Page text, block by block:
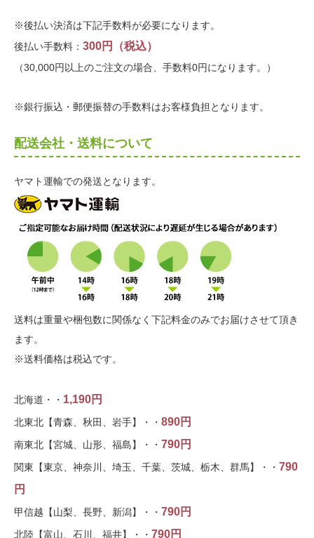
※後払い決済は下記手数料が必要になります。
後払い手数料： 300円（税込）
（30,000円以上のご注文の場合、手数料0円になります。）
※銀行振込・郵便振替の手数料はお客様負担となります。
配送会社・送料について
ヤマト運輸での発送となります。
送料は重量や梱包数に関係なく下記料金のみでお届けさせて頂き
ます。
※送料価格は税込です。
北海道・・ 1,190円
北東北【青森、秋田、岩手】・・ 890円
南東北【宮城、山形、福島】・・ 790円
関東【東京、神奈川、埼玉、千葉、茨城、栃木、群馬】・・ 790
円
甲信越【山梨、長野、新潟】・・ 790円
北陸【富山、石川、福井】・・ 790円